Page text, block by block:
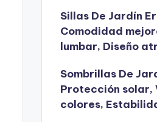
Sillas De Jardín
Comodidad
lumbar, Diseño
Sombrillas De
Protección solar,
colores,